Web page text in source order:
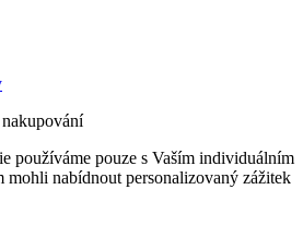
používáme pouze s Vaším individuálním
mohli nabídnout personalizovaný zážitek